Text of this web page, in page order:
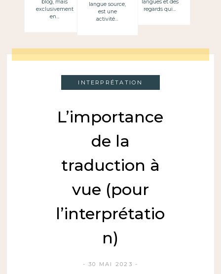
blog, mais
exclusivement
en…
langue source,
est une
activité…
langues et des
regards qui…
INTERPRÉTATION
L’importance
de la
traduction à
vue (pour
l’interprétatio
n)
30 MAI 2023